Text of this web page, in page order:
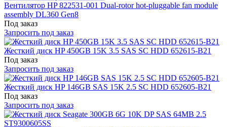
Вентилятор HP 822531-001 Dual-rotor hot-pluggable fan module
assembly DL360 Gen8
Под заказ
Запросить под заказ
Жесткий диск HP 450GB 15K 3.5 SAS SC HDD 652615-B21
Под заказ
Запросить под заказ
Жесткий диск HP 146GB SAS 15K 2.5 SC HDD 652605-B21
Под заказ
Запросить под заказ